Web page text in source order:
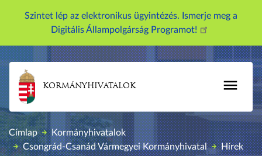
á
a
a
r
t
a
Szintet lép az elektronikus ügyintézés. Ismerje meg a
Digitális Állampolgárság Programot!
KORMÁNYHIVATALOK
Címlap
Kormányhivatalok
Csongrád-Csanád Vármegyei Kormányhivatal
Hírek